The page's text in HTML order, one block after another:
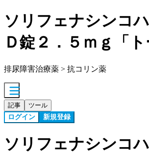
ソリフェナシンコ
Ｄ錠２．５ｍｇ「ト
排尿障害治療薬 > 抗コリン薬
記事 ツール
ログイン 新規登録
ソリフェナシンコ